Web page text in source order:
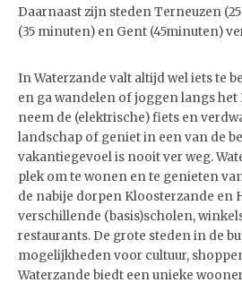
Daarnaast zijn steden Terneuzen
(35 minuten) en Gent (45minuten)
In Waterzande valt altijd wel iets te
en ga wandelen of joggen langs
neem de (elektrische) fiets en
landschap of geniet in een van de
vakantiegevoel is nooit ver weg.
plek om te wonen en te genieten
de nabije dorpen Kloosterzande en
verschillende (basis)scholen,
restaurants. De grote steden in de
mogelijkheden voor cultuur,
Waterzande biedt een unieke